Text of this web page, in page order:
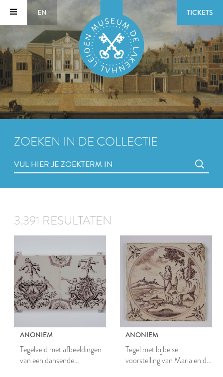
EN TICKETS
ZOEKEN IN DE COLLECTIE
3.391 RESULTATEN
ANONIEM
Tegelveld met afbeeldingen
van een dansende
ANONIEM
Tegel met bijbelse
voorstelling van Maria en de